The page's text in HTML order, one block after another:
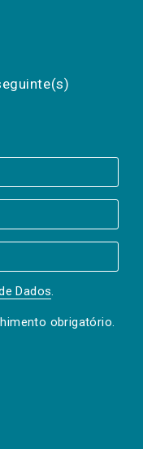
Dados.
obrigatório.